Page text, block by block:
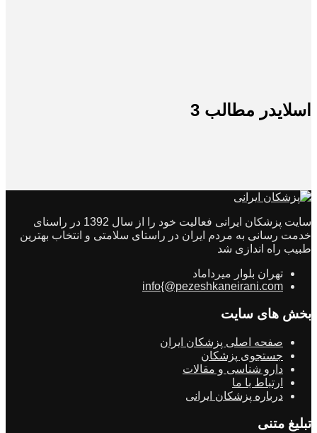
اسلایدر مطالب 3
سایت پزشکان ایرانی فعالیت خود را از سال 1392 در راسنای
خدمت رسانی به مردم ایران در راستای سلامتی و انتخاب بهترین
طبیب راه اندازی شد
تهران بلوار میرداماد
info{@pezeshkaneirani.com
بخش های سایت
صفحه اصلی پزشکان ایران
جستجوی پزشکان
دارو شناسی و مقالات
ارتباط با ما
درباره پزشکان ایرانی
تبلیغ متنی